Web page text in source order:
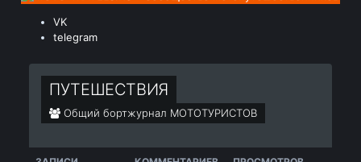
VK
telegram
ПУТЕШЕСТВИЯ
Общий бортжурнал МОТОТУРИСТОВ